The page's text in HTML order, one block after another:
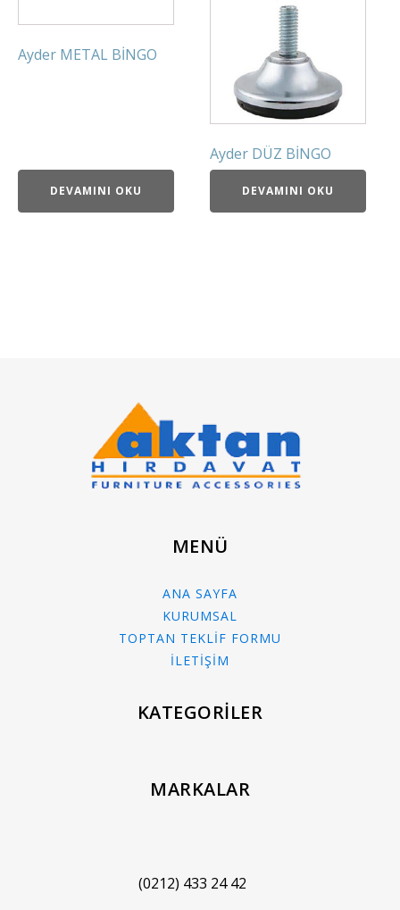
Ayder METAL BİNGO
DEVAMINI OKU
Ayder DÜZ BİNGO
DEVAMINI OKU
MENÜ
ANA SAYFA
KURUMSAL
TOPTAN TEKLİF FORMU
İLETİŞİM
KATEGORİLER
MARKALAR
(0212) 433 24 42